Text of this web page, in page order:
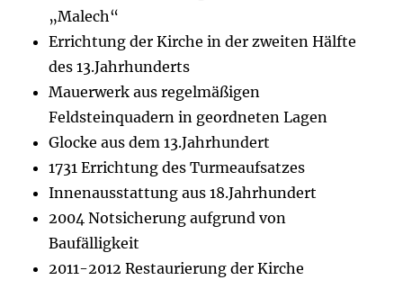
„Malech“
Errichtung der Kirche in der zweiten Hälfte
des 13.Jahrhunderts
Mauerwerk aus regelmäßigen
Feldsteinquadern in geordneten Lagen
Glocke aus dem 13.Jahrhundert
1731 Errichtung des Turmeaufsatzes
Innenausstattung aus 18.Jahrhundert
2004 Notsicherung aufgrund von
Baufälligkeit
2011-2012 Restaurierung der Kirche